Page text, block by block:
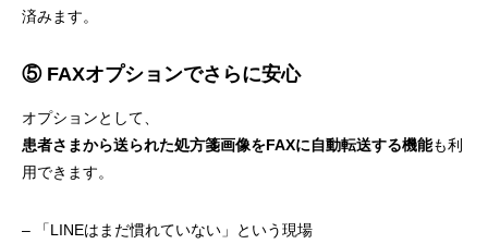
済みます。
⑤ FAXオプションでさらに安心
オプションとして、
患者さまから送られた処方箋画像をFAXに自動転送する機能も利
用できます。
– 「LINEはまだ慣れていない」という現場